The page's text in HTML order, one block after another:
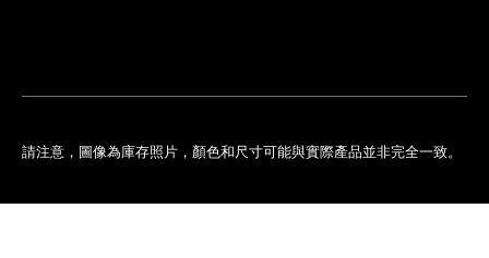
請注意，圖像為庫存照片，顏色和尺寸可能與實際產品並非完全一致。